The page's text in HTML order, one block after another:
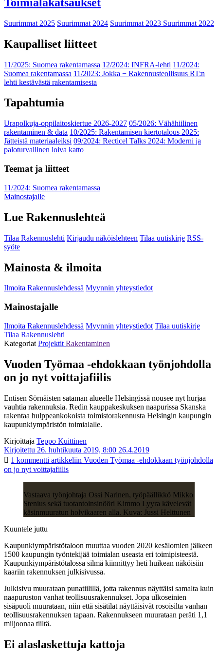
Suurimmat 2025 Suurimmat 2024 Suurimmat 2023 Suurimmat 2022
Kaupalliset liitteet
11/2025: Suomea rakentamassa 12/2024: INFRA-lehti 11/2024:
Suomea rakentamassa 11/2023: Jokka − Rakennusteollisuus RT:n
lehti kestävästä rakentamisesta
Tapahtumia
Urapolkuja-oppilaitoskiertue 2026-2027 05/2026: Vähähiilinen
rakentaminen & data 10/2025: Rakentamisen kiertotalous 2025:
Jätteistä materiaaleiksi 09/2024: Recticel Talks 2024: Moderni ja
paloturvallinen loiva katto
Teemat ja liitteet
11/2024: Suomea rakentamassa
Mainostajalle
Lue Rakennuslehteä
Tilaa Rakennuslehti Kirjaudu näköislehteen Tilaa uutiskirje RSS-
syöte
Mainosta & ilmoita
Ilmoita Rakennuslehdessä Myynnin yhteystiedot
Mainostajalle
Ilmoita Rakennuslehdessä Myynnin yhteystiedot Tilaa uutiskirje
Tilaa Rakennuslehti
Kategoriat Projektit Rakentaminen
Vuoden Työmaa -ehdokkaan työnjohdolla
on jo nyt voittajafiilis
Entisen Sörnäisten sataman alueelle Helsingissä nousee nyt hurjaa
vauhtia rakennuksia. Redin kauppakeskuksen naapurissa Skanska
rakentaa hulppeankokoista toimistorakennusta Helsingin kaupungin
kaupunkiympäristön toimialalle.
Kirjoittaja Teppo Kuittinen
Kirjoitettu 26. huhtikuuta 2019, 8:00 26.4.2019
1 kommentti artikkeliin Vuoden Työmaa -ehdokkaan työnjohdolla
on jo nyt voittajafiilis
Vastaava työnjohtaja Ossi Narinen, työpäällikkö Mikko
Stenius sekä tuotantoinsinööri Kimmo Lyyra kävelevät
käsinmuuratun holvikaaren alla. Kuva: Jussi Helttunen
Kuuntele juttu
Kaupunkiympäristötaloon muuttaa vuoden 2020 kesälomien jälkeen
1500 kaupungin työntekijää toimialan useasta eri toimipisteestä.
Kaupunkiympäristötalossa silmä kiinnittyy heti huikean näköisiin
kaariin rakennuksen julkisivussa.
Julkisivu muurataan punatiilillä, jotta rakennus näyttäisi samalta kuin
naapuruston vanhat teollisuusrakennukset. Jopa ulkoseinien
sisäpuoli muurataan, niin että sisätilat näyttäisivät rosoisilta vanhan
teollisuusrakennuksen tapaan. Rakennukseen muurataan peräti 1,1
miljoonaa tiiltä.
Ei alaslaskettuja kattoja